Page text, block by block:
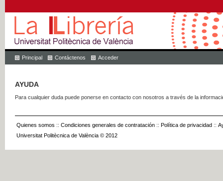
Principal Contáctenos Acceder
AYUDA
Para cualquier duda puede ponerse en contacto con nosotros a través de la
Quienes somos :: Condiciones generales de contratación :: Política de privacidad ::
Universitat Politècnica de València © 2012